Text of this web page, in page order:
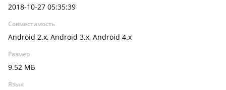
2018-10-27 05:35:39
Совместимость
Android 2.x, Android 3.x, Android 4.x
Размер
9.52 МБ
Язык